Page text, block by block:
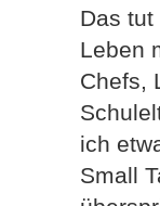
Das
Leben
Chefs,
ich
Small